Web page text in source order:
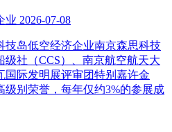
业 2026-07-08
技岛低空经济企业南京森思科技
级社（CCS）、南京航空航天大
国际发明展评审团特别嘉许金
级别荣誉，每年仅约3%的参展成